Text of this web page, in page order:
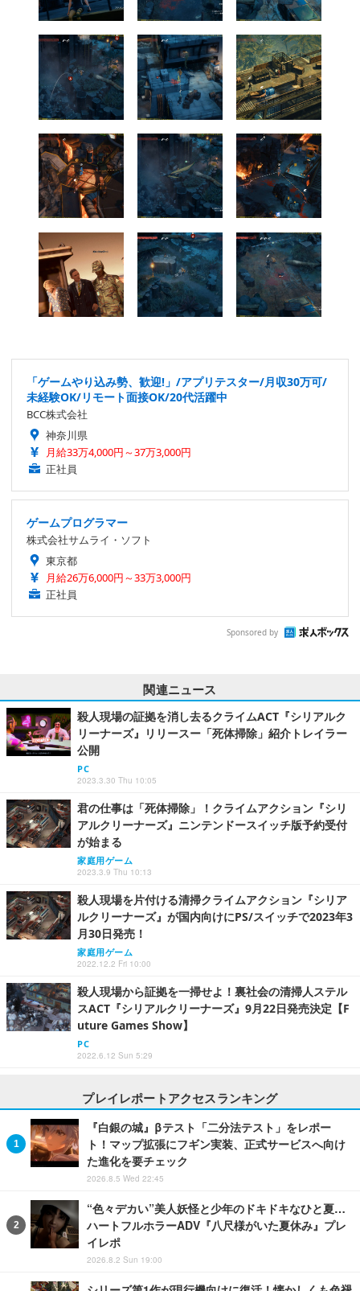
「ゲームやり込み勢、歓迎!」/アプリテスター/月収30万可/
未経験OK/リモート面接OK/20代活躍中
BCC株式会社
神奈川県
月給33万4,000円～37万3,000円
正社員
ゲームプログラマー
株式会社サムライ・ソフト
東京都
月給26万6,000円～33万3,000円
正社員
Sponsored by
関連ニュース
殺人現場の証拠を消し去るクライムACT『シリアルク
リーナーズ』リリースー「死体掃除」紹介トレイラー
公開
PC
2023.3.30 Thu 10:05
君の仕事は「死体掃除」！クライムアクション『シリ
アルクリーナーズ』ニンテンドースイッチ版予約受付
が始まる
家庭用ゲーム
2023.3.9 Thu 10:13
殺人現場を片付ける清掃クライムアクション『シリア
ルクリーナーズ』が国内向けにPS/スイッチで2023年3
月30日発売！
家庭用ゲーム
2022.12.2 Fri 10:00
殺人現場から証拠を一掃せよ！裏社会の清掃人ステル
スACT『シリアルクリーナーズ』9月22日発売決定【F
uture Games Show】
PC
2022.6.12 Sun 5:29
プレイレポートアクセスランキング
『白銀の城』βテスト「二分法テスト」をレポー
ト！マップ拡張にフギン実装、正式サービスへ向け
た進化を要チェック
2026.8.5 Wed 22:45
“色々デカい”美人妖怪と少年のドキドキなひと夏…
ハートフルホラーADV『八尺様がいた夏休み』プレ
イレポ
2026.8.2 Sun 19:00